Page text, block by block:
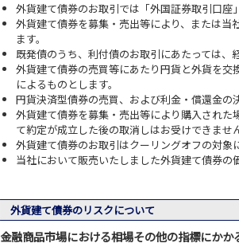
外貨建て債券のお取引では「外国証券取引口座
外貨建て債券を募集・売出等により、または
ます。
既発債のうち、利付債のお取引にあたっては、
外貨建て債券の売買等にあたり円貨と外貨を
によるものとします。
円貨決済型債券の売買、および利金・償還金の
外貨建て債券を募集・売出等により購入され
て約定が成立した後の取消しはお受けできません
外貨建て債券のお取引はクーリングオフの対象
当社において販売いたしました外貨建て債券の
外貨建て債券のリスクについて
金融商品市場における相場その他の指標にかか